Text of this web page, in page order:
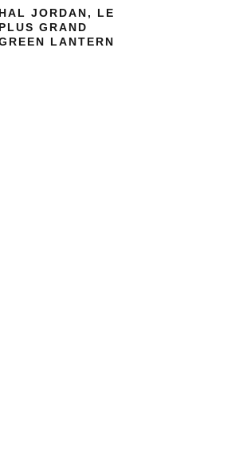
HAL JORDAN, LE
PLUS GRAND
LANTERN